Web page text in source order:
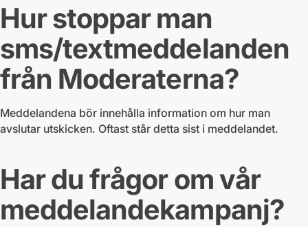
Hur stoppar man
sms/textmeddelanden
från Moderaterna?
Meddelandena bör innehålla information om hur man
avslutar utskicken. Oftast står detta sist i meddelandet.
Har du frågor om vår
meddelandekampanj?